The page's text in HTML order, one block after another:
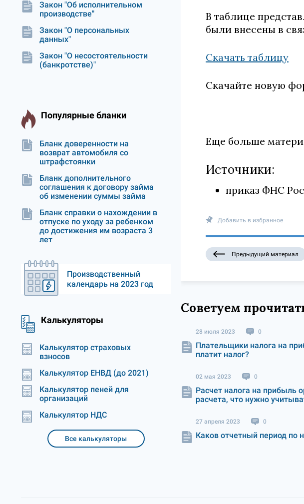
Закон "Об исполнительном
производстве"
Закон "О персональных
данных"
Закон "О несостоятельности
(банкротстве)"
Популярные бланки
Бланк доверенности на
возврат автомобиля со
штрафстоянки
Бланк дополнительного
соглашения к договору займа
об изменении суммы займа
Бланк справки о нахождении в
отпуске по уходу за ребенком
до достижения им возраста 3
лет
Производственный
календарь на 2023 год
Калькуляторы
Калькулятор страховых
взносов
Калькулятор ЕНВД (до 2021)
Калькулятор пеней для
организаций
Калькулятор НДС
Все калькуляторы
В таблице
были внесены в
Скачать таблицу
Скачайте новую
Еще больше
Источники:
приказ ФНС
Добавить в избранное
Предыдущий материал
Советуем
28 июля 2023 0
Плательщики налога на
платит налог?
02 мая 2023 0
Расчет налога на прибыль
расчета, что нужно
27 апреля 2023 0
Каков отчетный период по